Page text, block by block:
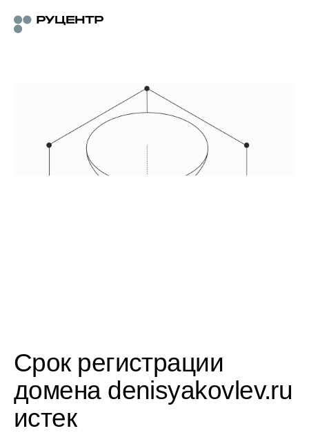
Срок регистрации
домена denisyakovlev.ru
истек